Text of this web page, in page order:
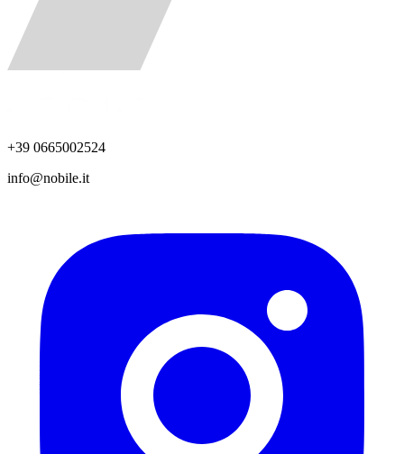
+39 0665002524
info@nobile.it